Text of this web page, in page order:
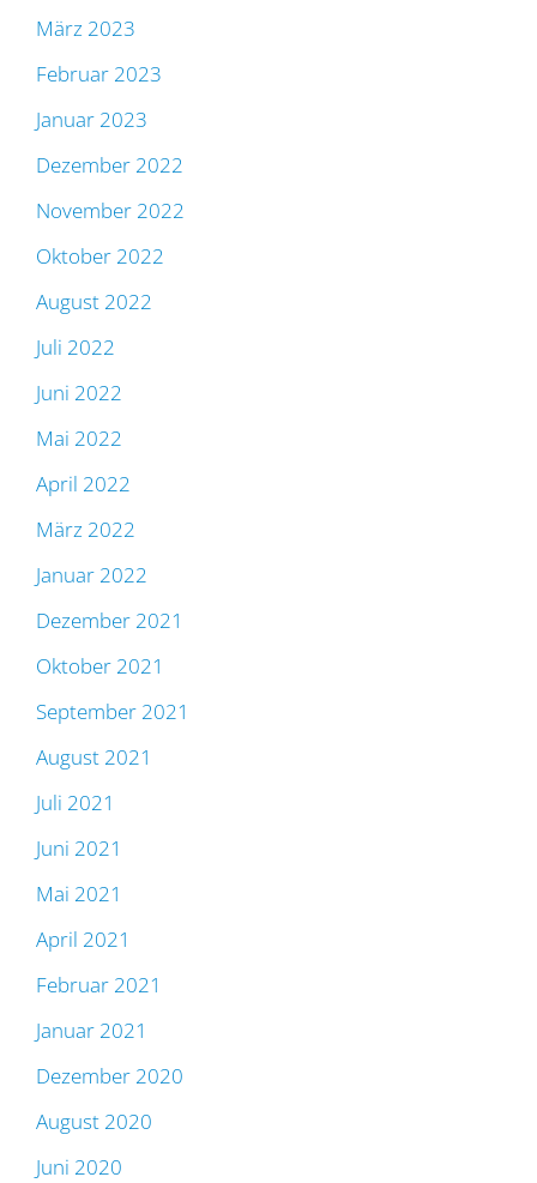
März 2023
Februar 2023
Januar 2023
Dezember 2022
November 2022
Oktober 2022
August 2022
Juli 2022
Juni 2022
Mai 2022
April 2022
März 2022
Januar 2022
Dezember 2021
Oktober 2021
September 2021
August 2021
Juli 2021
Juni 2021
Mai 2021
April 2021
Februar 2021
Januar 2021
Dezember 2020
August 2020
Juni 2020